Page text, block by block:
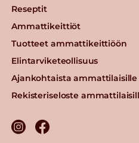
Reseptit
Ammattikeittiöt
Tuotteet ammattikeittiöön
Elintarviketeollisuus
Ajankohtaista ammattilaisille
Rekisteriseloste